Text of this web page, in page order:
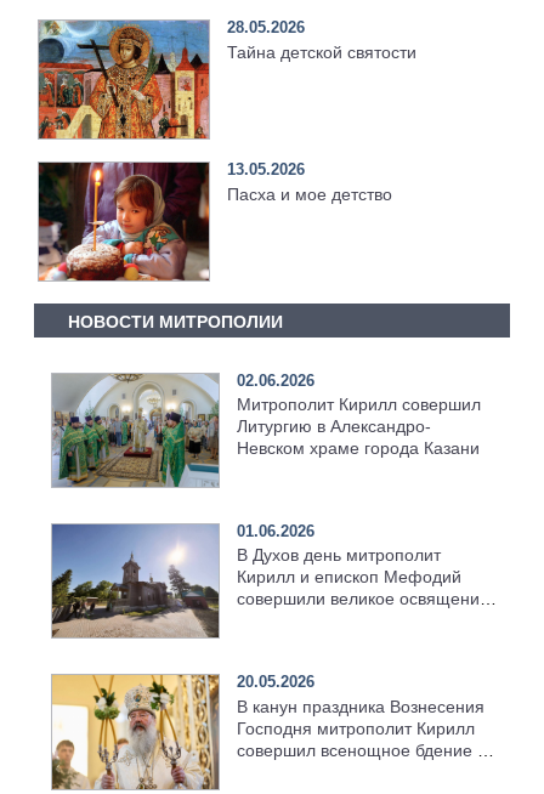
28.05.2026
Тайна детской святости
13.05.2026
Пасха и мое детство
НОВОСТИ МИТРОПОЛИИ
02.06.2026
Митрополит Кирилл совершил
Литургию в Александро-
Невском храме города Казани
01.06.2026
В Духов день митрополит
Кирилл и епископ Мефодий
совершили великое освящение
20.05.2026
В канун праздника Вознесения
Господня митрополит Кирилл
совершил всенощное бдение в